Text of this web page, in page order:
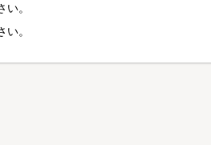
。
。